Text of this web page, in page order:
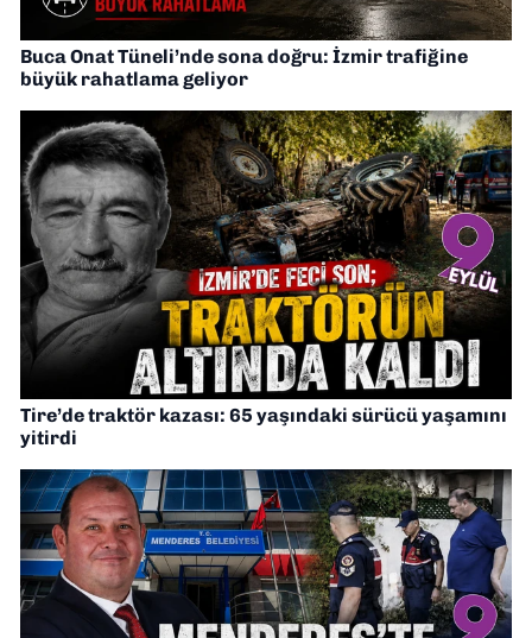
Buca Onat Tüneli’nde sona doğru: İzmir trafiğine
büyük rahatlama geliyor
Tire’de traktör kazası: 65 yaşındaki sürücü yaşamını
yitirdi